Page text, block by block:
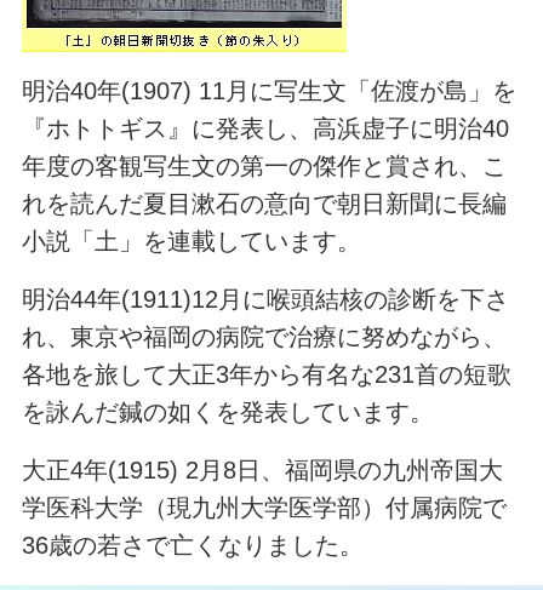
明治40年(1907) 11月に写生文「佐渡が島」を
『ホトトギス』に発表し、高浜虚子に明治40
年度の客観写生文の第一の傑作と賞され、こ
れを読んだ夏目漱石の意向で朝日新聞に長編
小説「土」を連載しています。
明治44年(1911)12月に喉頭結核の診断を下さ
れ、東京や福岡の病院で治療に努めながら、
各地を旅して大正3年から有名な231首の短歌
を詠んだ鍼の如くを発表しています。
大正4年(1915) 2月8日、福岡県の九州帝国大
学医科大学（現九州大学医学部）付属病院で
36歳の若さで亡くなりました。